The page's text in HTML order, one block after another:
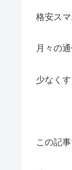
格安スマ
月々の
少なく
この記